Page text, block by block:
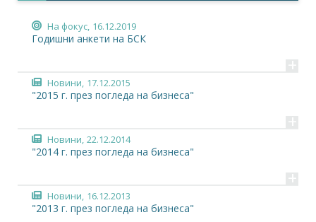
На фокус, 16.12.2019
Годишни анкети на БСК
+
Новини, 17.12.2015
"2015 г. през погледа на бизнеса"
+
Новини, 22.12.2014
"2014 г. през погледа на бизнеса"
+
Новини, 16.12.2013
"2013 г. през погледа на бизнеса"